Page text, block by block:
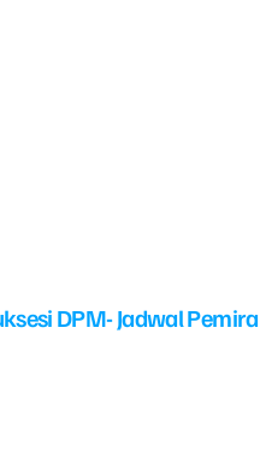
DPM- Jadwal Pemira